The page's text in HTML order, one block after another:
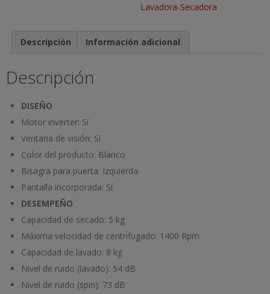
Lavadora-Secadora
Descripción Información adicional
Descripción
DISEÑO
Motor inverter: Sí
Ventana de visión: Sí
Color del producto: Blanco
Bisagra para puerta: Izquierda
Pantalla incorporada: Sí
DESEMPEÑO
Capacidad de secado: 5 kg
Máxima velocidad de centrifugado: 1400 Rpm
Capacidad de lavado: 8 kg
Nivel de ruido (lavado): 54 dB
Nivel de ruido (spin): 73 dB